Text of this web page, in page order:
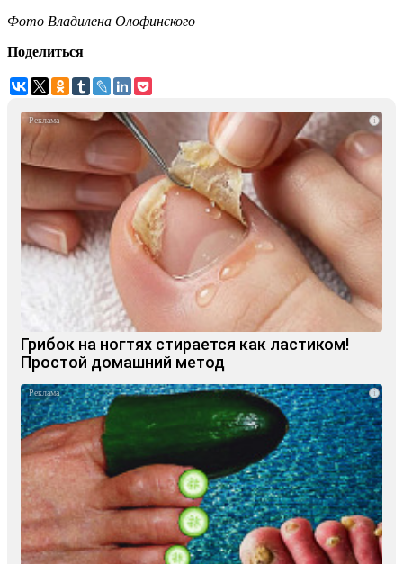
Фото Владилена Олофинского
Поделиться
i
Грибок на ногтях стирается как ластиком!
Простой домашний метод
i